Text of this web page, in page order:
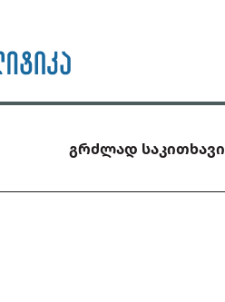
გრძლად საკითხავი